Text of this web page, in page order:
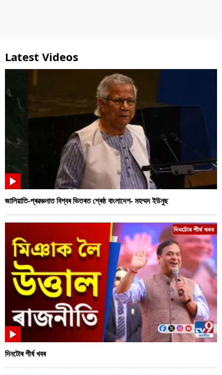
Latest Videos
জালিয়াতি-প্ৰৱঞ্চনাত বিশ্বৰ ভিতৰত শ্ৰেষ্ঠ বাংলাদেশ- মহম্মদ ইউনুছ
দিনটোৰ শীৰ্ষ খবৰ